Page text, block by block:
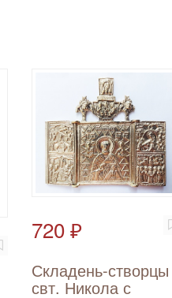
720 ₽
Складень-створцы
свт. Никола с